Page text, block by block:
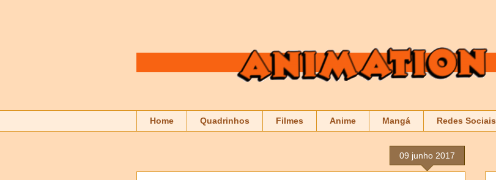
Home Quadrinhos Filmes Anime Mangá Redes Sociais
09 junho 2017